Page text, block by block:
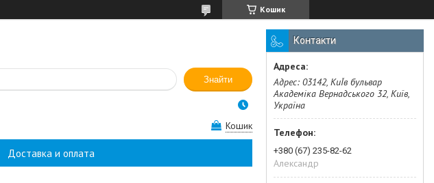
Кошик
Знайти
Кошик
Доставка и оплата
Контакти
Адрес: 03142, КиЇв бульвар
Академіка Вернадського 32, Київ,
Україна
+380 (67) 235-82-62
Александр